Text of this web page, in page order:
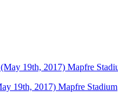
19th, 2017) Mapfre Stadium